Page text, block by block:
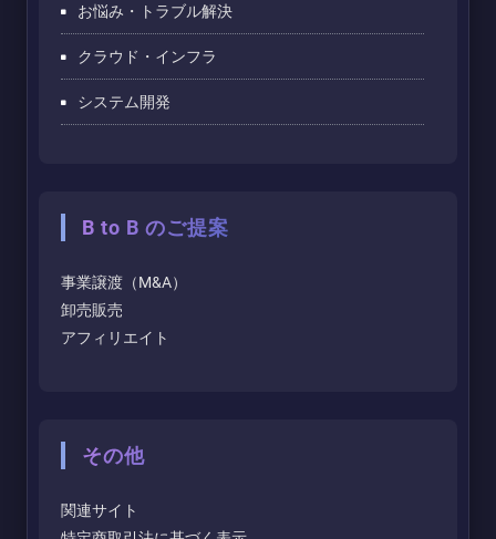
お悩み・トラブル解決
クラウド・インフラ
システム開発
B to B のご提案
事業譲渡（M&A）
卸売販売
アフィリエイト
その他
関連サイト